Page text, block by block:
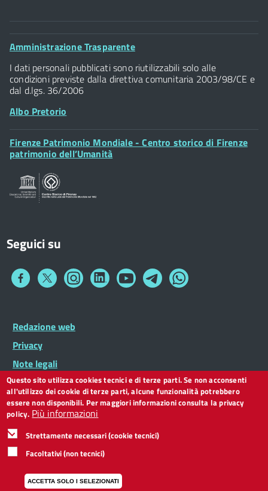
Comune di Firenze
Palazzo Vecchio
Piazza della Signoria - 50122, Firenze
P.IVA 01307110484
Posta Elettronica Certificata
Footer
Amministrazione Trasparente
I dati personali pubblicati sono riutilizzabili solo alle
condizioni previste dalla direttiva comunitaria 2003/98/CE e
dal d.lgs. 36/2006
Albo Pretorio
Footer
Widget
Firenze Patrimonio Mondiale - Centro storico di Firenze
patrimonio dell’Umanità
Seguici su
Collegamento
Collegamento
a
Collegamento
a
Collegamento
a
Collegamento
a
Collegamento
a
Collegamento
a
Footer
Widget
Footer
menu
Redazione web
Privacy
Note legali
Dichiarazione di accessibilità
CC BY 3.0 IT
Questo sito utilizza cookies tecnici e di terze parti. Se non acconsenti
all'utilizzo dei cookie di terze parti, alcune funzionalità potrebbero
essere non disponibili. Per maggiori informazioni consulta la privacy
policy. Più informazioni
Strettamente necessari (cookie tecnici)
Facoltativi (non tecnici)
ACCETTA SOLO I SELEZIONATI